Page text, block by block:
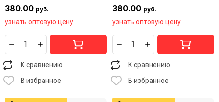
380.00 руб.
узнать оптовую цену
К сравнению
В избранное
380.00 руб.
узнать оптовую цену
К сравнению
В избранное